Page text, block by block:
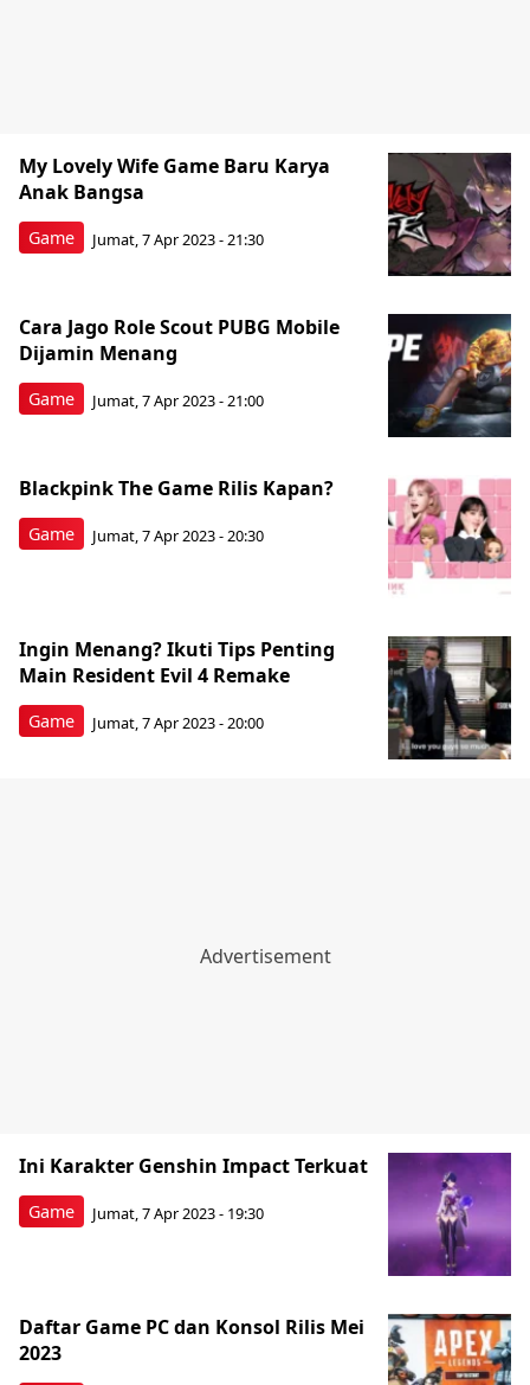
Game
My Lovely Wife Game Baru Karya
Anak Bangsa
Jumat, 7 Apr 2023 - 21:30
Game
Cara Jago Role Scout PUBG Mobile
Dijamin Menang
Jumat, 7 Apr 2023 - 21:00
Game
Blackpink The Game Rilis Kapan?
Jumat, 7 Apr 2023 - 20:30
Game
Ingin Menang? Ikuti Tips Penting
Main Resident Evil 4 Remake
Jumat, 7 Apr 2023 - 20:00
Game
Ini Karakter Genshin Impact Terkuat
Jumat, 7 Apr 2023 - 19:30
Daftar Game PC dan Konsol Rilis Mei
2023